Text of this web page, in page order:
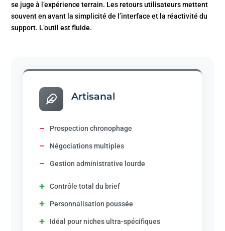
se juge à l’expérience terrain. Les retours utilisateurs mettent
souvent en avant la simplicité de l’interface et la réactivité du
support. L’outil est fluide.
Artisanal
− Prospection chronophage
− Négociations multiples
− Gestion administrative lourde
+ Contrôle total du brief
+ Personnalisation poussée
+ Idéal pour niches ultra-spécifiques